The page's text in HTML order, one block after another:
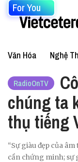
For You
Văn Hóa
RadioOnTV
chúng ta
thụ tiếng
“Sự giàu đẹp của
cần chứng minh; sự